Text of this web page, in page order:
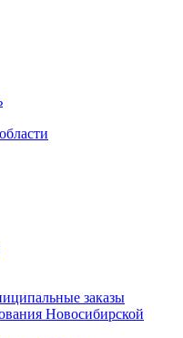
заказы
Новосибирской